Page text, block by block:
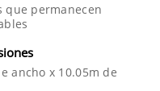
que permanecen
ancho x 10.05m de